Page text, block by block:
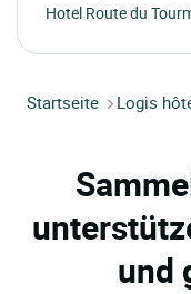
Hotel Route du
Startseite Logis
und